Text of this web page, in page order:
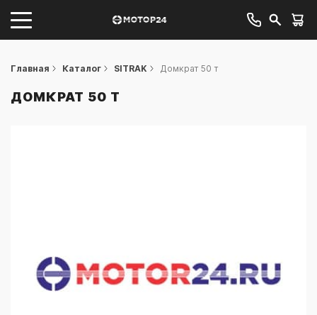
Главная Каталог SITRAK Домкрат 50 т
ДОМКРАТ 50 Т